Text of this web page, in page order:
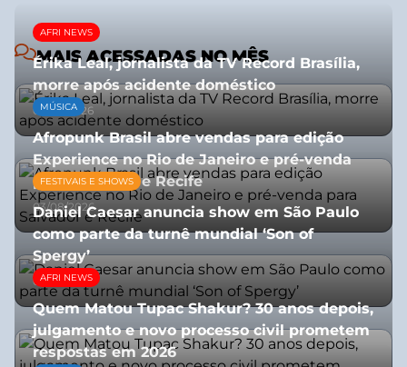
MAIS ACESSADAS NO MÊS
AFRI NEWS
Érika Leal, jornalista da TV Record Brasília,
morre após acidente doméstico
08/07/2026
MÚSICA
Afropunk Brasil abre vendas para edição
Experience no Rio de Janeiro e pré-venda
para Salvador e Recife
03/08/2026
FESTIVAIS E SHOWS
Daniel Caesar anuncia show em São Paulo
como parte da turnê mundial ‘Son of
Spergy’
05/08/2026
AFRI NEWS
Quem Matou Tupac Shakur? 30 anos depois,
julgamento e novo processo civil prometem
respostas em 2026